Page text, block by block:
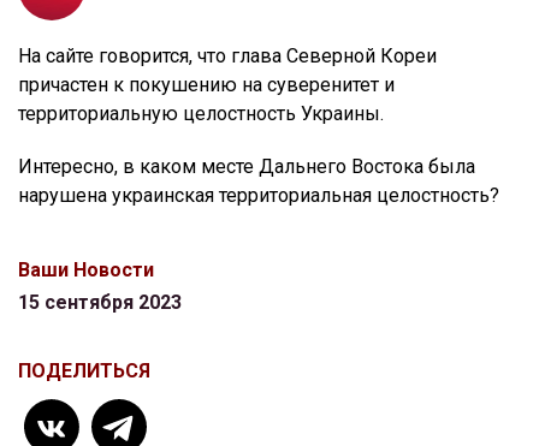
На сайте говорится, что глава Северной Кореи
причастен к покушению на суверенитет и
территориальную целостность Украины.
Интересно, в каком месте Дальнего Востока была
нарушена украинская территориальная целостность?
Ваши Новости
15 сентября 2023
ПОДЕЛИТЬСЯ